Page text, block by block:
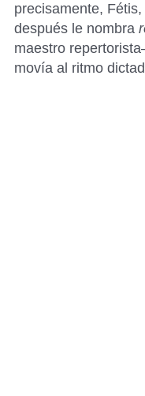
precisamente,
después le nombra
maestro
movía al ritmo